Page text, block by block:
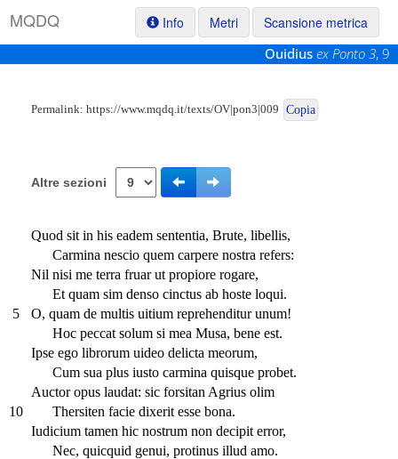
MQDQ Info Metri
Scansione metrica
Ouidius ex Ponto 3, 9
Permalink: https://www.mqdq.it/texts/OV|pon3|009 Copia
Altre sezioni
Quod sit in his eadem sententia, Brute, libellis,
Carmina nescio quem carpere nostra refers:
Nil nisi me terra fruar ut propiore rogare,
Et quam sim denso cinctus ab hoste loqui.
5
O, quam de multis uitium reprehenditur unum!
Hoc peccat solum si mea Musa, bene est.
Ipse ego librorum uideo delicta meorum,
Cum sua plus iusto carmina quisque probet.
Auctor opus laudat: sic forsitan Agrius olim
10
Thersiten facie dixerit esse bona.
Iudicium tamen hic nostrum non decipit error,
Nec, quicquid genui, protinus illud amo.